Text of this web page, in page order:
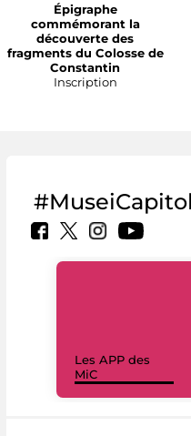
Épigraphe
commémorant la
découverte des
fragments du Colosse de
Constantin
Inscription
Les APP des
MiC